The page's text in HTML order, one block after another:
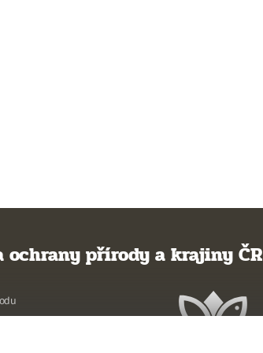
ochrany přírody a krajiny ČR